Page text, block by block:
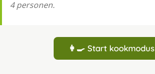
4 personen.
👩‍🍳 Start kookmodus